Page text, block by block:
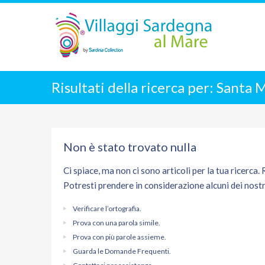
Risultati della ricerca per: Santa
Non è stato trovato nulla
Ci spiace, ma non ci sono articoli per la tua ricerca.
Potresti prendere in considerazione alcuni dei
Verificare l’ortografia.
Prova con una parola simile.
Prova con più parole assieme.
Guarda le Domande Frequenti.